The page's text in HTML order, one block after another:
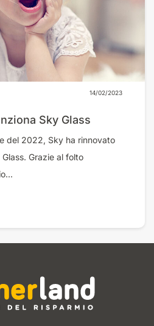
14/02/2023
Sky Glass
del 2022, Sky ha rinnovato
Grazie al folto